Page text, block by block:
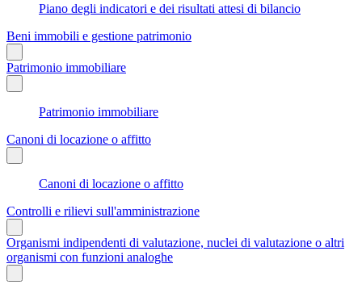
Piano degli indicatori e dei risultati attesi di bilancio
Beni immobili e gestione patrimonio
Patrimonio immobiliare
Patrimonio immobiliare
Canoni di locazione o affitto
Canoni di locazione o affitto
Controlli e rilievi sull'amministrazione
Organismi indipendenti di valutazione, nuclei di valutazione o altri
organismi con funzioni analoghe